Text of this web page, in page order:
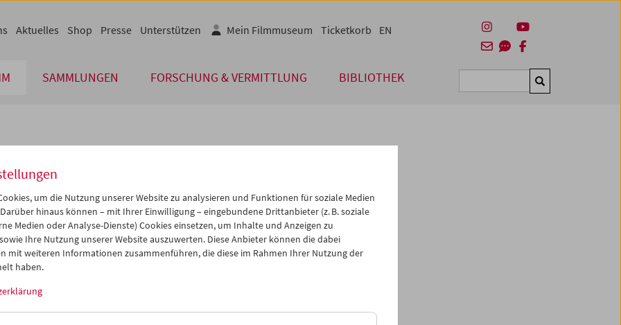
SAMMLUNGEN FORSCHUNG & VERMITTLUNG BIBLIOTHEK Suchen
Aktuelles Shop Presse Unterstützen Mein Filmmuseum Ticketkorb EN
Mär 2015 >>
Mi Do Fr Sa So
25 26 27 28
01
04 05 06 07
08
11 12
18 19
iCalender
Programmheft-PDF
English language or subtitles
um die Nutzung unserer Website zu analysieren und Funktionen für soziale Medien
hinaus können – mit Ihrer Einwilligung – eingebundene Drittanbieter (z. B. soziale
Medien oder Analyse-Dienste) Cookies einsetzen, um Inhalte und Anzeigen zu
Ihre Nutzung unserer Website auszuwerten. Diese Anbieter können die dabei
mit weiteren Informationen zusammenführen, die diese im Rahmen Ihrer Nutzung der
haben.